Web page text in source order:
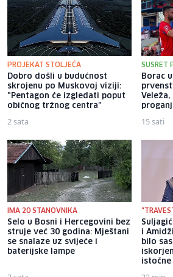
PROJEKAT STOLJEĆA
Dobro došli u budućnost
skrojenu po Muskovoj viziji:
"Pentagon će izgledati poput
običnog tržnog centra"
2 sata
SUSRET
Borac
15 sati
IMA 20 STANOVNIKA
Selo u Bosni i Hercegovini bez
struje već 30 godina: Mještani
se snalaze uz svijeće i
baterijske lampe
i
bilo